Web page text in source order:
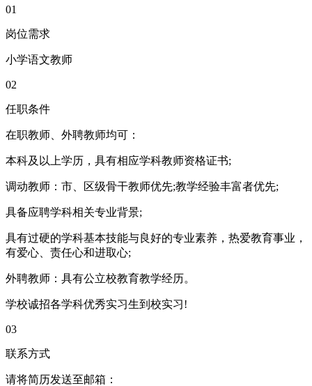
01
岗位需求
小学语文教师
02
任职条件
在职教师、外聘教师均可：
本科及以上学历，具有相应学科教师资格证书;
调动教师：市、区级骨干教师优先;教学经验丰富者优先;
具备应聘学科相关专业背景;
具有过硬的学科基本技能与良好的专业素养，热爱教育事业，
有爱心、责任心和进取心;
外聘教师：具有公立校教育教学经历。
学校诚招各学科优秀实习生到校实习!
03
联系方式
请将简历发送至邮箱：